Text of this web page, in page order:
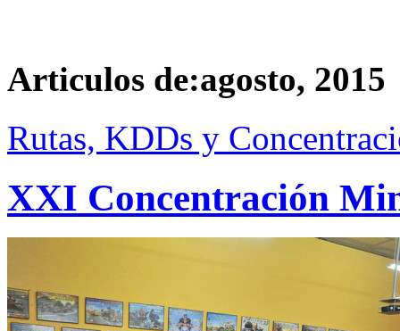
Articulos de:agosto, 2015
Rutas, KDDs y
XXI Concentración